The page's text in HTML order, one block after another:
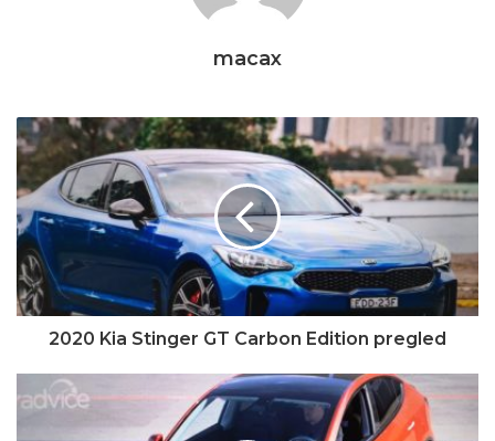
macax
2020 Kia Stinger GT Carbon Edition pregled